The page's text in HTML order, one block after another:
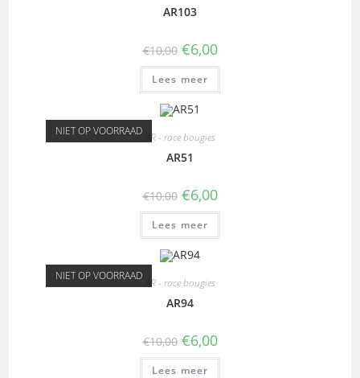
AR103
€10,00 €6,00
Lees meer
NIET OP VOORRAAD AR - race bougies
AR51
€10,00 €6,00
Lees meer
NIET OP VOORRAAD AR - race bougies
AR94
€10,00 €6,00
Lees meer